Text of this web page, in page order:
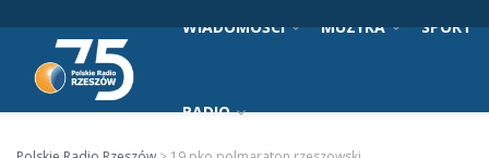
WIADOMOŚCI MUZYKA SPORT
RADIO